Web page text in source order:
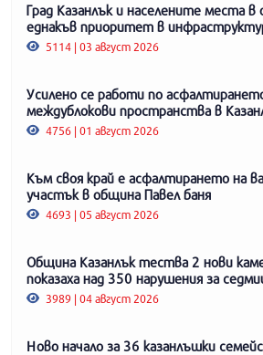
Град Казанлък и населените места
еднакъв приоритет в
5114 | 03 август 2026
Усилено се работи по
междублокови пространства в
4756 | 01 август 2026
Към своя край е асфалтирането на
участък в община Павел баня
4693 | 05 август 2026
Община Казанлък тества 2 нови
показаха над 350 нарушения за
3989 | 04 август 2026
Ново начало за 36 казанлъшки